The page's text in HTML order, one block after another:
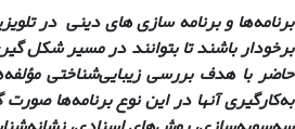
برنامه‌ها و برنامه سازی های دینی در
برخودار باشند تا بتوانند در مسیر شکل
حاضر با هدف بررسی زیبایی‌شناختی
به‌کارگیری آنها در این نوع برنامه‌ها